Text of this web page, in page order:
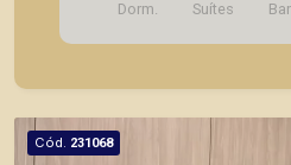
Jardim; - Fotovoltaica; - Ar
todos os cômodos; - 4
de imóveis prontos, usados
principais lançamentos da
Dorm. Suítes
Cód. 231068